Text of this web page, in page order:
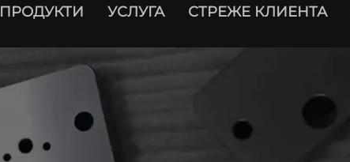
ПРОДУКТИ УСЛУГА СТРЕЖЕ КЛИЕНТА